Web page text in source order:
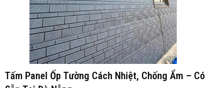
TỔNG KHO THẢM NHỰA CHỐNG TRƠN TẠI BẮC
GIANG
08-07-2025 13:09
TỔNG KHO THẢM NHỰA TẠI HẢI PHÒNG Chuyên cung cấp tất cả các
loại thảm nhựa trải sàn, chống trơn, chùi chân tại Hải Phòng Wedsite: